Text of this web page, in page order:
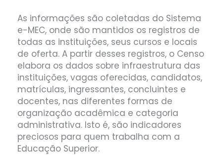
As informações são coletadas do Sistema
e-MEC, onde são mantidos os registros de
todas as instituições, seus cursos e locais
de oferta. A partir desses registros, o Censo
elabora os dados sobre infraestrutura das
instituições, vagas oferecidas, candidatos,
matrículas, ingressantes, concluintes e
docentes, nas diferentes formas de
organização acadêmica e categoria
administrativa. Isto é, são indicadores
preciosos para quem trabalha com a
Educação Superior.